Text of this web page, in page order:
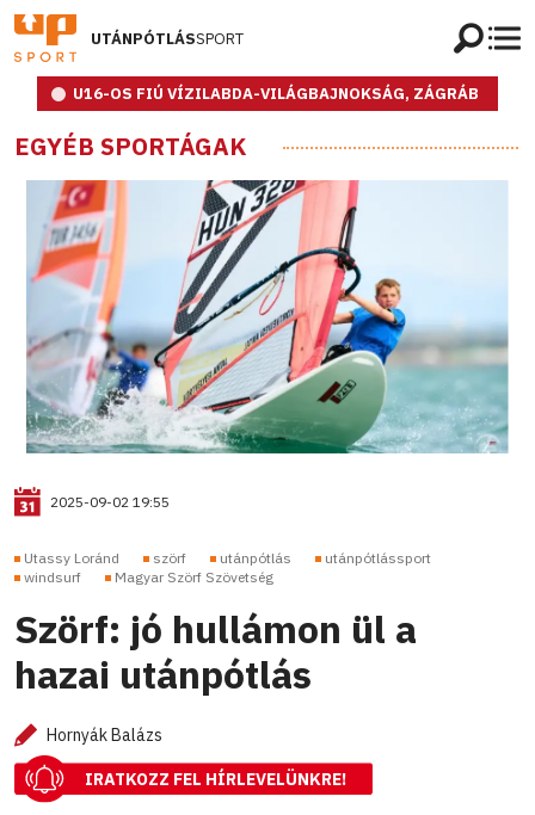
UTÁNPÓTLÁSSPORT
U16-OS FIÚ VÍZILABDA-VILÁGBAJNOKSÁG, ZÁGRÁB
EGYÉB SPORTÁGAK
2025-09-02 19:55
Utassy Loránd szörf utánpótlás
utánpótlássport
windsurf
Magyar Szörf Szövetség
Szörf: jó hullámon ül a
hazai utánpótlás
Hornyák Balázs
IRATKOZZ FEL HÍRLEVELÜNKRE!